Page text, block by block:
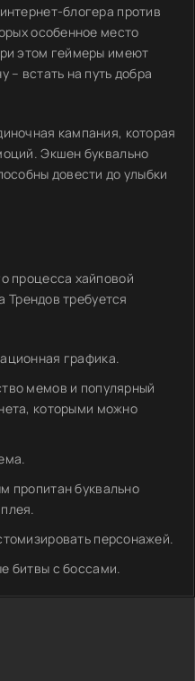
блогера против
особенное место
этом геймеры имеют
– встать на путь добра
кампания, которая
Экшен буквально
довести до улыбки
процесса хайповой
Трендов требуется
графика.
мемов и популярный
которыми можно
пропитан буквально
персонажей.
битвы с боссами.